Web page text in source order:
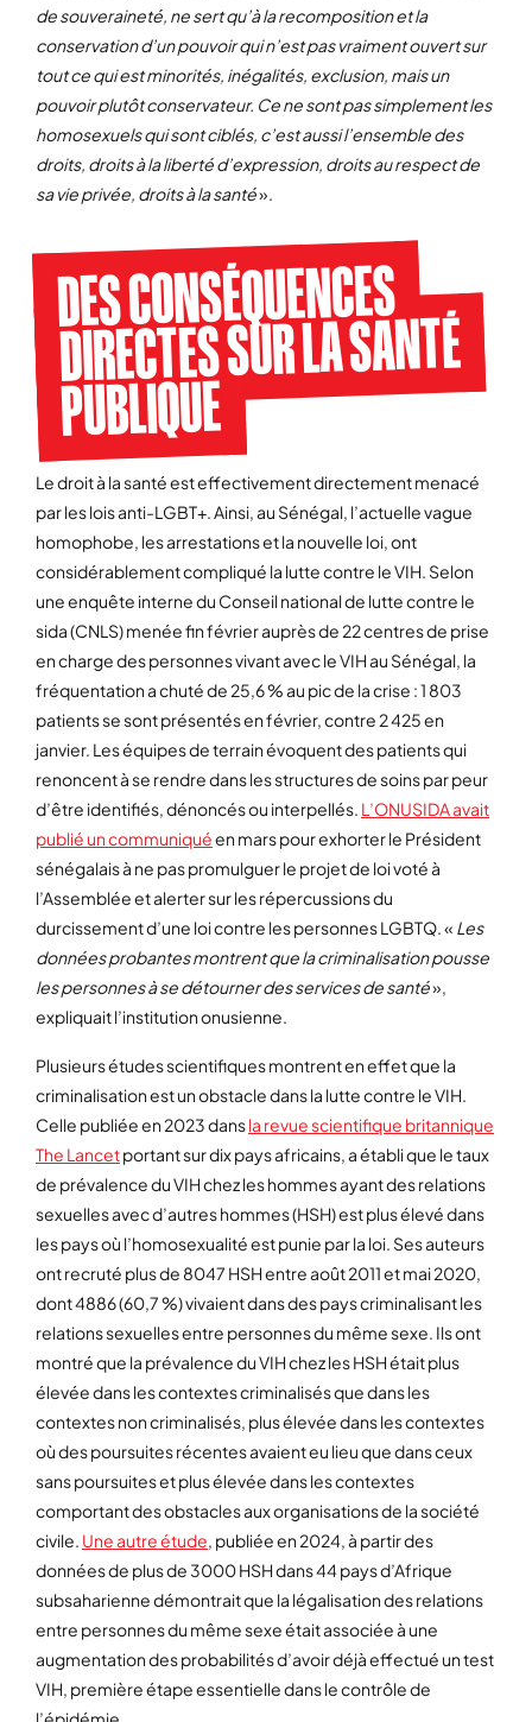
de souveraineté, ne sert qu’à la recomposition et la
conservation d’un pouvoir qui n’est pas vraiment ouvert sur
tout ce qui est minorités, inégalités, exclusion, mais un
pouvoir plutôt conservateur. Ce ne sont pas simplement les
homosexuels qui sont ciblés, c’est aussi l’ensemble des
droits, droits à la liberté d’expression, droits au respect de
sa vie privée, droits à la santé».
DES CONSÉQUENCES
DIRECTES SUR LA SANTÉ
PUBLIQUE
Le droit à la santé est effectivement directement menacé
par les lois anti-LGBT+. Ainsi, au Sénégal, l’actuelle vague
homophobe, les arrestations et la nouvelle loi, ont
considérablement compliqué la lutte contre le VIH. Selon
une enquête interne du Conseil national de lutte contre le
sida (CNLS) menée fin février auprès de 22 centres de prise
en charge des personnes vivant avec le VIH au Sénégal, la
fréquentation a chuté de 25,6 % au pic de la crise : 1 803
patients se sont présentés en février, contre 2 425 en
janvier. Les équipes de terrain évoquent des patients qui
renoncent à se rendre dans les structures de soins par peur
d’être identifiés, dénoncés ou interpellés. L’ONUSIDA avait
publié un communiquéen mars pour exhorter le Président
sénégalais à ne pas promulguer le projet de loi voté à
l’Assemblée et alerter sur les répercussions du
durcissement d’une loi contre les personnes LGBTQ. « Les
données probantes montrent que la criminalisation pousse
les personnes à se détourner des services de santé»,
expliquait l’institution onusienne.
Plusieurs études scientifiques montrent en effet que la
criminalisation est un obstacle dans la lutte contre le VIH.
Celle publiée en 2023 dansla revue scientifique britannique
The Lancetportant sur dix pays africains, a établi que le taux
de prévalence du VIH chez les hommes ayant des relations
sexuelles avec d’autres hommes (HSH) est plus élevé dans
les pays où l’homosexualité est punie par la loi. Ses auteurs
ont recruté plus de 8047 HSH entre août 2011 et mai 2020,
dont 4886 (60,7 %) vivaient dans des pays criminalisant les
relations sexuelles entre personnes du même sexe. Ils ont
montré que la prévalence du VIH chez les HSH était plus
élevée dans les contextes criminalisés que dans les
contextes non criminalisés, plus élevée dans les contextes
où des poursuites récentes avaient eu lieu que dans ceux
sans poursuites et plus élevée dans les contextes
comportant des obstacles aux organisations de la société
civile. Une autre étude, publiée en 2024, à partir des
données de plus de 3000 HSH dans 44 pays d’Afrique
subsaharienne démontrait que la légalisation des relations
entre personnes du même sexe était associée à une
augmentation des probabilités d’avoir déjà effectué un test
VIH, première étape essentielle dans le contrôle de